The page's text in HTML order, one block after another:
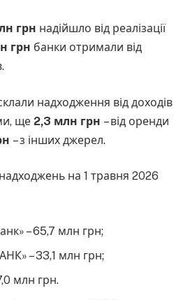
грн надійшло від реалізації
грн банки отримали від
надходження від доходів
ще 2,3 млн грн – від оренди
– з інших джерел.
на 1 травня 2026
– 65,7 млн грн;
– 33,1 млн грн;
млн грн.